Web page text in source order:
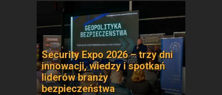
Security Expo 2026 – trzy dni
innowacji, wiedzy i spotkań
liderów branży
bezpieczeństwa